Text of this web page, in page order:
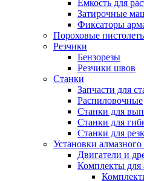
Емкость для
Затирочные
Фиксаторы
Пороховые
Резчики
Бензорезы
Резчики швов
Станки
Запчасти для
Распиловочные
Станки для
Станки для
Станки для
Установки алмазного
Двигатели и
Комплекты для